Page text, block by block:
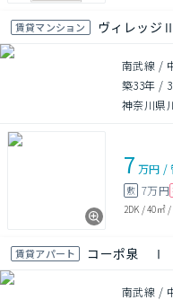
賃貸マンション ヴィレッジⅡ
南武線 /
築33年 /
神奈川県
7 万円 /
敷 7万円
2DK /40㎡/
賃貸アパート コーポ泉 Ⅰ
南武線 /